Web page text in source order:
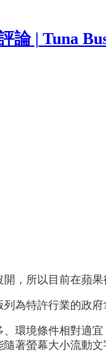
論 | Tuna
，所以目前在蘋
為特許行業的政
環境條件相對適
著螢幕大小流動文